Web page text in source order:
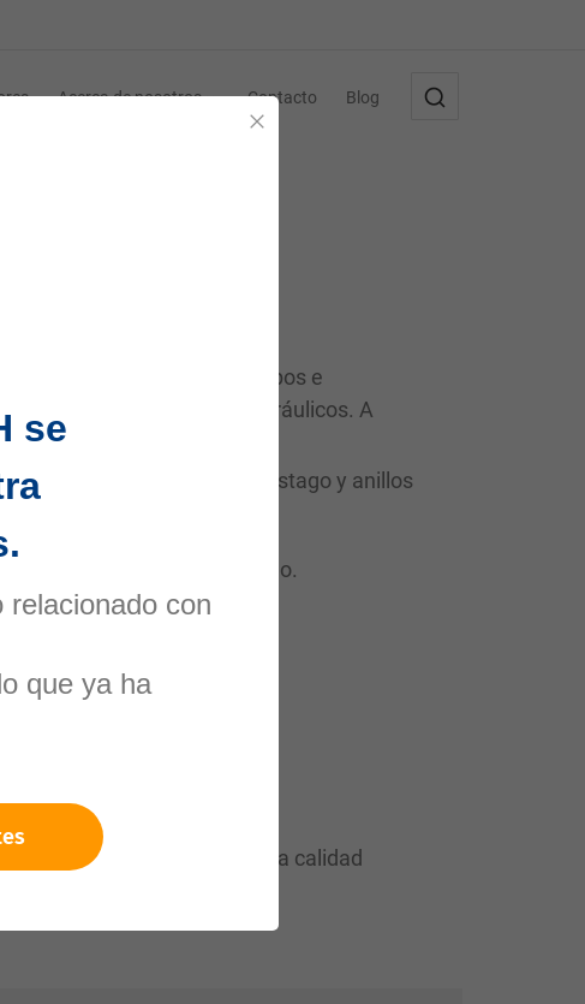
Acerca de nosotros Contacto Blog
y la seguridad de los equipos e
de los sistemas hidráulicos. A
importantes.
sellos de pistón, de vástago y anillos
de eje y juntas planas.
transmisión segura del fluido.
flujo y evitan fugas.
sellado fiable.
esta industria.
soluciones de sellado de alta calidad
se
con
que ya ha